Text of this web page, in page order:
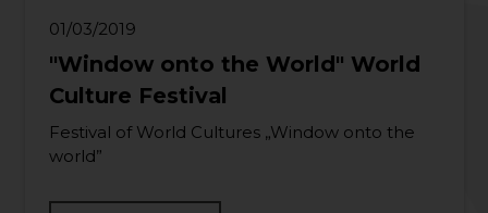
01/03/2019
"Window onto the World" World
Culture Festival
Festival of World Cultures „Window onto the
world”